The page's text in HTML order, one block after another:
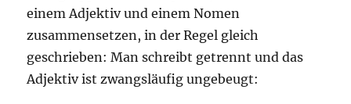
einem Adjektiv und einem Nomen
zusammensetzen, in der Regel gleich
geschrieben: Man schreibt getrennt und das
Adjektiv ist zwangsläufig ungebeugt: